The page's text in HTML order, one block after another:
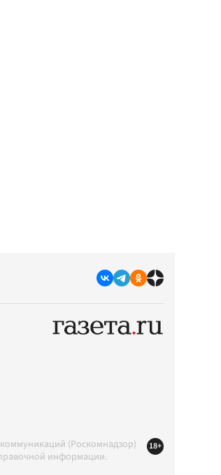
(Роскомнадзор)
информации.
18+